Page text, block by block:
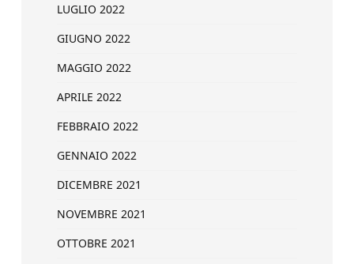
LUGLIO 2022
GIUGNO 2022
MAGGIO 2022
APRILE 2022
FEBBRAIO 2022
GENNAIO 2022
DICEMBRE 2021
NOVEMBRE 2021
OTTOBRE 2021